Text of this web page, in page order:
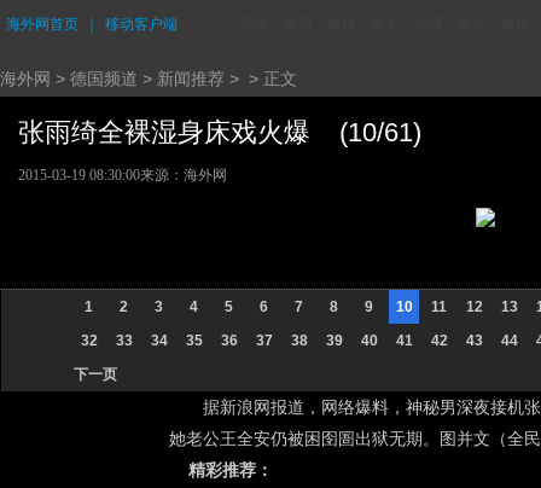
海外网首页 移动客户端
海外网 > 德国频道 > 新闻推荐 > > 正文
张雨绮全裸湿身床戏火爆 (10/61)
2015-03-19 08:30:00来源：海外网
1 2 3 4 5 6 7 8 9 10 11 12 13
32
33 34 35 36 37 38 39 40 41 42 43 44
下一页
据新浪网报道，网络爆料，神秘男深夜接机
她老公王全安仍被困囹圄出狱无期。图并文（全
精彩推荐：